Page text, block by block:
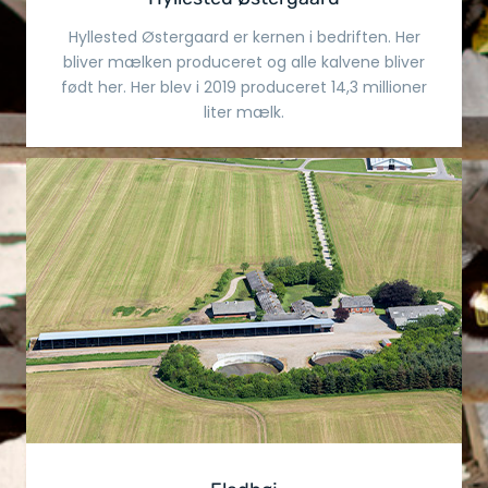
Hyllested Østergaard er kernen i bedriften. Her
bliver mælken produceret og alle kalvene bliver
født her. Her blev i 2019 produceret 14,3 millioner
liter mælk.